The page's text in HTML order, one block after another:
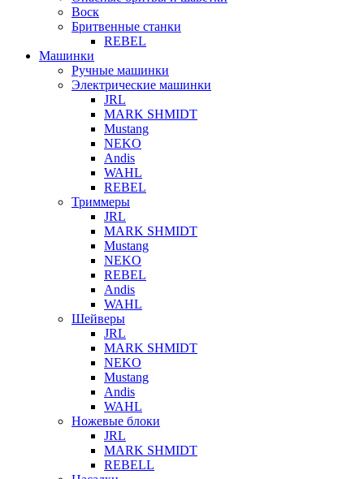
Воск
Бритвенные станки
REBEL
Машинки
Ручные машинки
Электрические машинки
JRL
MARK SHMIDT
Mustang
NEKO
Andis
WAHL
REBEL
Триммеры
JRL
MARK SHMIDT
Mustang
NEKO
REBEL
Andis
WAHL
Шейверы
JRL
MARK SHMIDT
NEKO
Mustang
Andis
WAHL
Ножевые блоки
JRL
MARK SHMIDT
REBELL